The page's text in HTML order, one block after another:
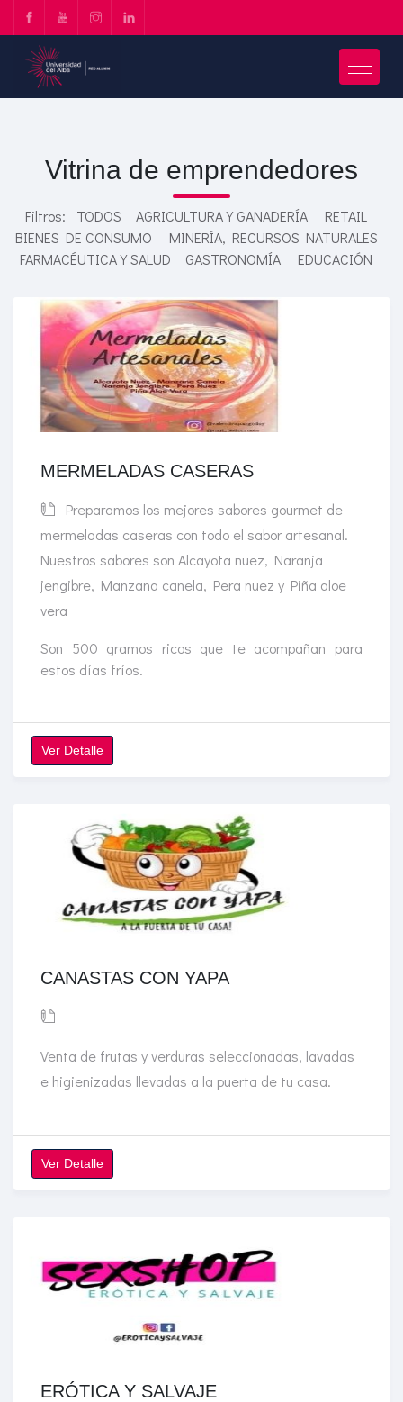
Vitrina de emprendedores
Filtros: TODOS AGRICULTURA Y GANADERÍA
RETAIL
BIENES DE CONSUMO
MINERÍA, RECURSOS NATURALES
FARMACÉUTICA Y SALUD
GASTRONOMÍA EDUCACIÓN
MERMELADAS CASERAS
Preparamos los mejores sabores gourmet de
mermeladas caseras con todo el sabor artesanal.
Nuestros sabores son Alcayota nuez, Naranja
jengibre, Manzana canela, Pera nuez y Piña aloe
vera
Son 500 gramos ricos que te acompañan para
estos días fríos.
Ver Detalle
CANASTAS CON YAPA
Venta de frutas y verduras seleccionadas, lavadas
e higienizadas llevadas a la puerta de tu casa.
Ver Detalle
ERÓTICA Y SALVAJE